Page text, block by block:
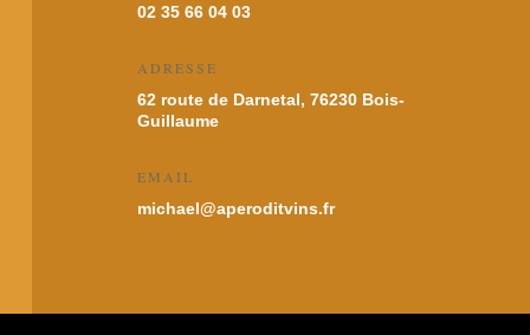
02 35 66 04 03
ADRESSE
62 route de Darnetal, 76230 Bois-
Guillaume
EMAIL
michael@aperoditvins.fr